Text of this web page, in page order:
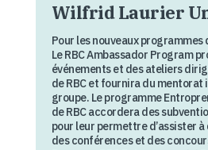
Wilfrid Laurier
Pour les nouveaux
Le RBC Ambassador Program
événements et des ateliers
de RBC et fournira du mentorat
groupe. Le programme
de RBC accordera des
pour leur permettre d’assister
des conférences et des